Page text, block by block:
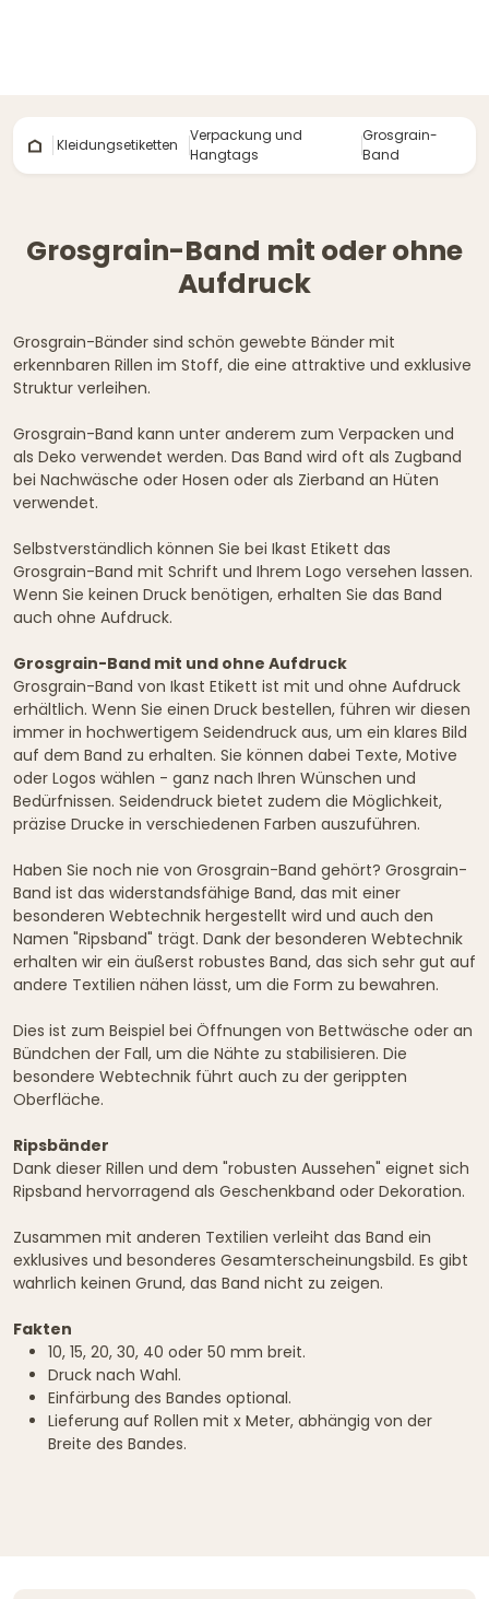
Kleidungsetiketten
Verpackung und
Hangtags
Grosgrain-
Band
Grosgrain-Band mit oder ohne
Aufdruck
Grosgrain-Bänder sind schön gewebte Bänder mit
erkennbaren Rillen im Stoff, die eine attraktive und exklusive
Struktur verleihen.
Grosgrain-Band kann unter anderem zum Verpacken und
als Deko verwendet werden. Das Band wird oft als Zugband
bei Nachwäsche oder Hosen oder als Zierband an Hüten
verwendet.
Selbstverständlich können Sie bei Ikast Etikett das
Grosgrain-Band mit Schrift und Ihrem Logo versehen lassen.
Wenn Sie keinen Druck benötigen, erhalten Sie das Band
auch ohne Aufdruck.
Grosgrain-Band mit und ohne Aufdruck
Grosgrain-Band von Ikast Etikett ist mit und ohne Aufdruck
erhältlich. Wenn Sie einen Druck bestellen, führen wir diesen
immer in hochwertigem Seidendruck aus, um ein klares Bild
auf dem Band zu erhalten. Sie können dabei Texte, Motive
oder Logos wählen - ganz nach Ihren Wünschen und
Bedürfnissen. Seidendruck bietet zudem die Möglichkeit,
präzise Drucke in verschiedenen Farben auszuführen.
Haben Sie noch nie von Grosgrain-Band gehört? Grosgrain-
Band ist das widerstandsfähige Band, das mit einer
besonderen Webtechnik hergestellt wird und auch den
Namen "Ripsband" trägt. Dank der besonderen Webtechnik
erhalten wir ein äußerst robustes Band, das sich sehr gut auf
andere Textilien nähen lässt, um die Form zu bewahren.
Dies ist zum Beispiel bei Öffnungen von Bettwäsche oder an
Bündchen der Fall, um die Nähte zu stabilisieren. Die
besondere Webtechnik führt auch zu der gerippten
Oberfläche.
Ripsbänder
Dank dieser Rillen und dem "robusten Aussehen" eignet sich
Ripsband hervorragend als Geschenkband oder Dekoration.
Zusammen mit anderen Textilien verleiht das Band ein
exklusives und besonderes Gesamterscheinungsbild. Es gibt
wahrlich keinen Grund, das Band nicht zu zeigen.
Fakten
10, 15, 20, 30, 40 oder 50 mm breit.
Druck nach Wahl.
Einfärbung des Bandes optional.
Lieferung auf Rollen mit x Meter, abhängig von der
Breite des Bandes.